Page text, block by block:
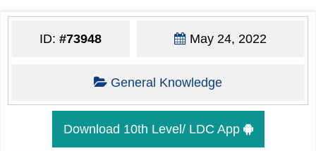
ID:#73948 May 24, 2022
General Knowledge
Download 10th Level/ LDC App